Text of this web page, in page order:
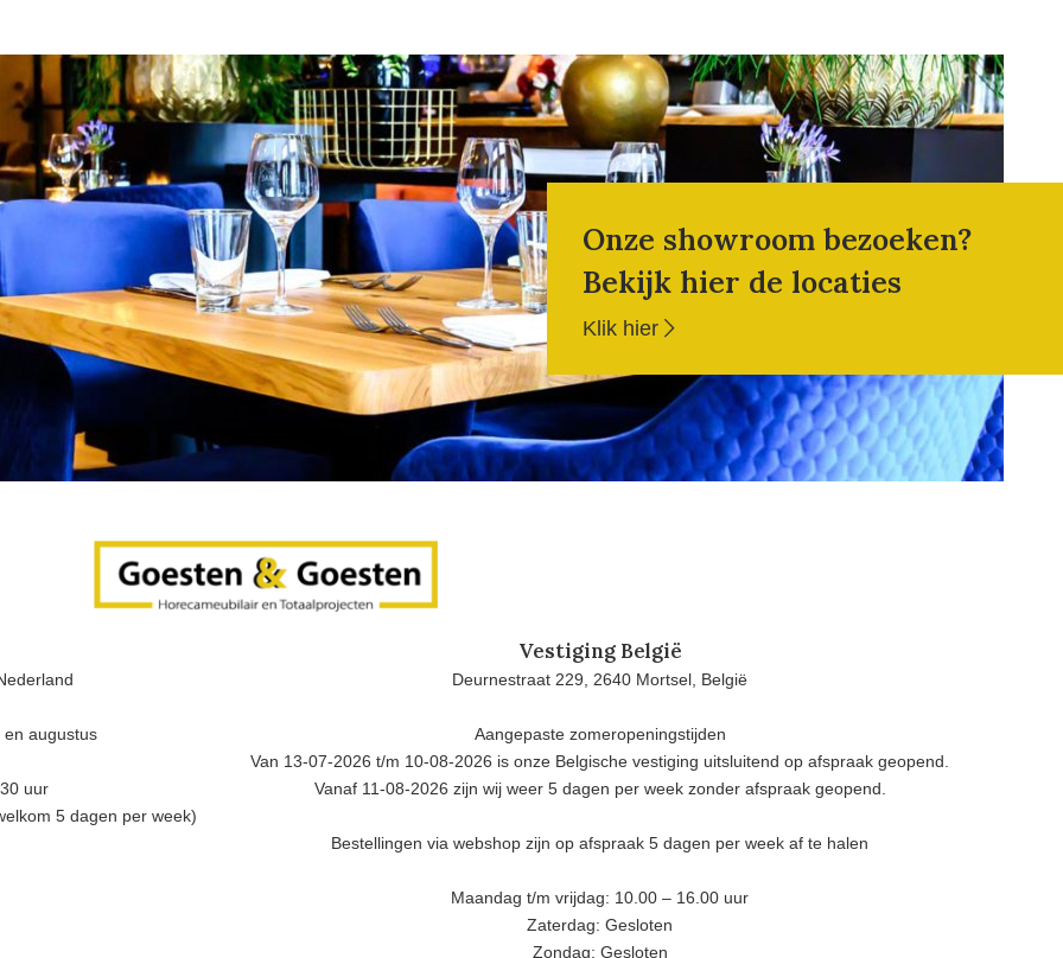
Onze showroom bezoeken?
Bekijk hier de locaties
Klik hier
en augustus
uur
5 dagen per week)
Vestiging België
Deurnestraat 229, 2640 Mortsel, België
Aangepaste zomeropeningstijden
Van 13-07-2026 t/m 10-08-2026 is onze Belgische vestiging uitsluitend op afspraak geopend.
Vanaf 11-08-2026 zijn wij weer 5 dagen per week zonder afspraak geopend.
Bestellingen via webshop zijn op afspraak 5 dagen per week af te halen
Maandag t/m vrijdag: 10.00 – 16.00 uur
Zaterdag: Gesloten
Zondag: Gesloten